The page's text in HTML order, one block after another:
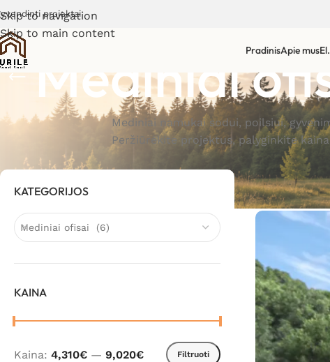
Skip to navigation
Skip to main content
projektai
PradinisApie mus
Mediniai
Mediniai namukai sodui, poilsiui,
Peržiūrėkite projektus, palyginkite
KATEGORIJOS
Mediniai ofisai (6)
KAINA
Filtruoti
Kaina: 4,310€ — 9,020€